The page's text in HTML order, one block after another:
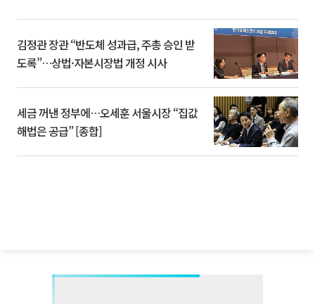
김정관 장관 “반도체 성과급, 주총 승인 받
도록”…상법·자본시장법 개정 시사
세금 꺼낸 정부에…오세훈 서울시장 “집값
해법은 공급” [종합]